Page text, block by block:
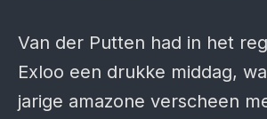
Van der Putten had in het
Exloo een drukke middag,
jarige amazone verscheen